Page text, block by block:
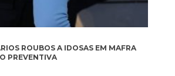
ROUBOS A IDOSAS EM MAFRA
PREVENTIVA